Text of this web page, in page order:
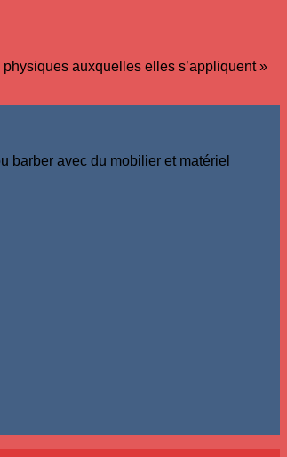
auxquelles elles s’appliquent »
barber avec du mobilier et matériel